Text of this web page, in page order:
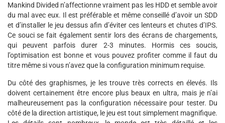
Mankind Divided n’affectionne vraiment pas les HDD et semble avoir
du mal avec eux. Il est préférable et même conseillé d’avoir un SDD
et d’installer le jeu dessus afin d’éviter ces lenteurs et chutes d’IPS.
Ce souci se fait également sentir lors des écrans de chargements,
qui peuvent parfois durer 2-3 minutes. Hormis ces soucis,
l’optimisation est bonne et vous pouvez profiter comme il faut du
titre même si vous n’avez que la configuration minimum requise.
Du côté des graphismes, je les trouve très corrects en élevés. Ils
doivent certainement être encore plus beaux en ultra, mais je n’ai
malheureusement pas la configuration nécessaire pour tester. Du
côté de la direction artistique, le jeu est tout simplement magnifique.